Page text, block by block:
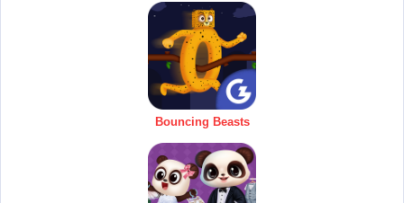
Bouncing Beasts